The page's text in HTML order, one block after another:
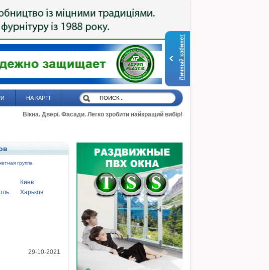
Личный кабинет
НА КАРТІ
Вікна. Двері. Фасади. Легко зробити найкращий вибір!
группа
Киев
Харьков
29-10-2021